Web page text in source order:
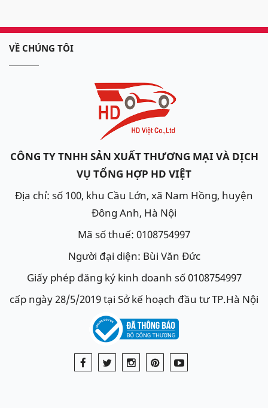
VỀ CHÚNG TÔI
CÔNG TY TNHH SẢN XUẤT THƯƠNG MẠI VÀ DỊCH
VỤ TỔNG HỢP HD VIỆT
Địa chỉ: số 100, khu Cầu Lớn, xã Nam Hồng, huyện
Đông Anh, Hà Nội
Mã số thuế: 0108754997
Người đại diện: Bùi Văn Đức
Giấy phép đăng ký kinh doanh số 0108754997
cấp ngày 28/5/2019 tại Sở kế hoạch đầu tư TP.Hà Nội